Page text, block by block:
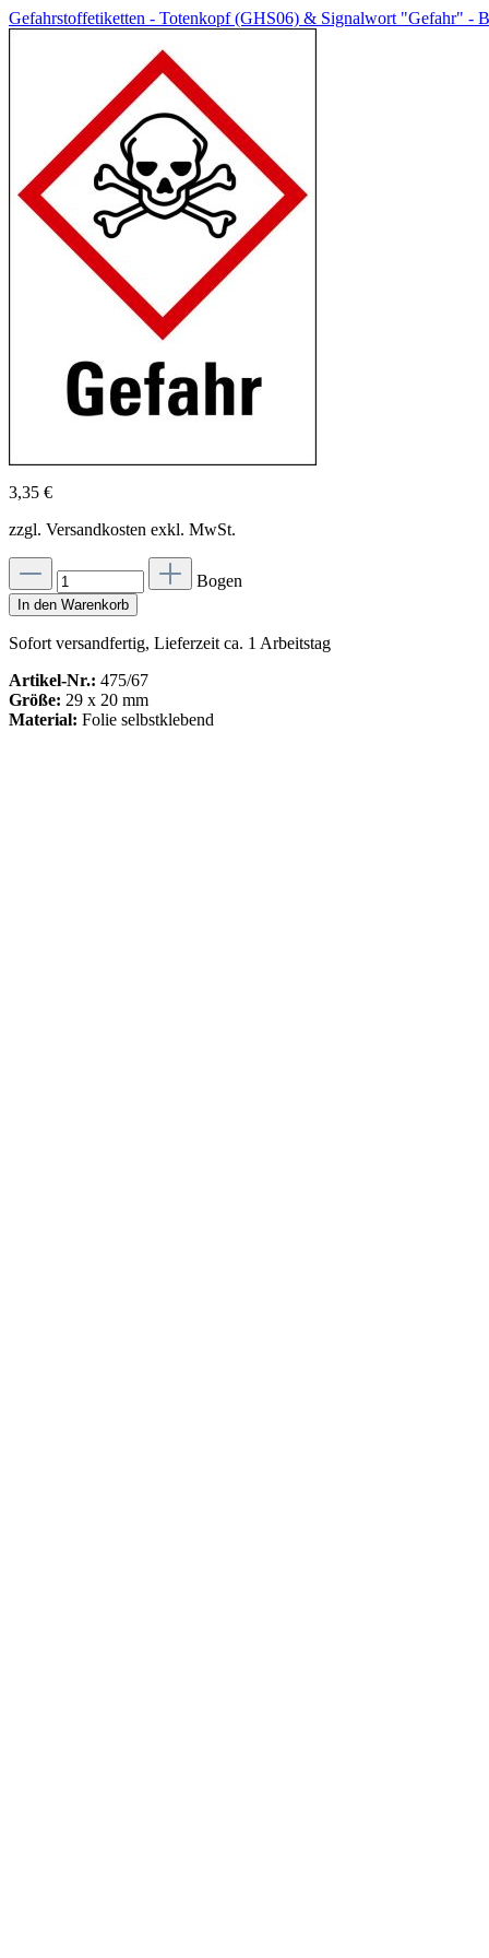
Gefahrstoffetiketten - Totenkopf (GHS06) & Signalwort "Gefahr" -
3,35 €
zzgl. Versandkosten exkl. MwSt.
Bogen
In den Warenkorb
Sofort versandfertig, Lieferzeit ca. 1 Arbeitstag
Artikel-Nr.: 475/67
Größe: 29 x 20 mm
Material: Folie selbstklebend